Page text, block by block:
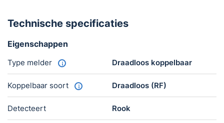
Technische specificaties
Eigenschappen
Type melder Draadloos koppelbaar
Koppelbaar soort Draadloos (RF)
Detecteert Rook